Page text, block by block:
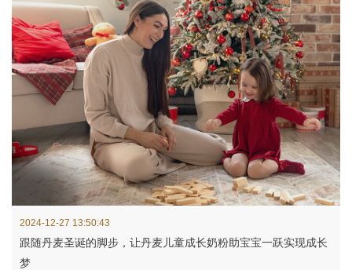
2024-12-27 13:50:43
跟随丹麦圣诞的脚步，让丹麦儿童成长奶粉助宝宝一跃实现成长
梦